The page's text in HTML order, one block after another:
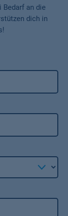
Bedarf an die
dich in